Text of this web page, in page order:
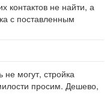
контактов не найти, а
с поставленным
могут, стройка
просим. Дешево,